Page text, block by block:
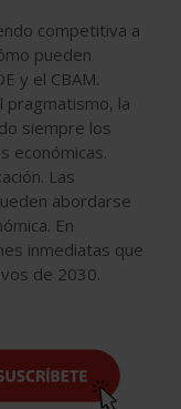
competitiva a
pueden
y el CBAM.
pragmatismo, la
siempre los
económicas.
Las
abordarse
En
inmediatas que
de 2030.